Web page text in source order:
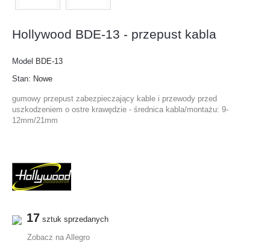
Hollywood BDE-13 - przepust kabla
Model BDE-13
Stan: Nowe
gumowy przepust zabezpieczający kable i przewody przed
uszkodzeniem o ostre krawędzie - średnica kabla/montażu: 9-
12mm/21mm
17 sztuk sprzedanych
Zobacz na Allegro